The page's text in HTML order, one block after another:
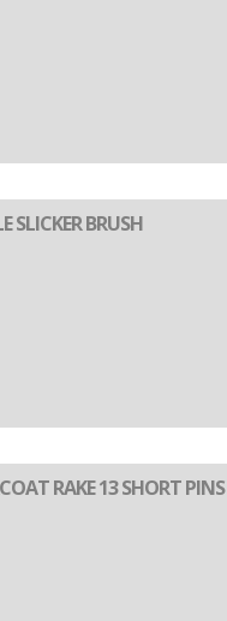
SLICKER BRUSH
RAKE 13 SHORT PINS